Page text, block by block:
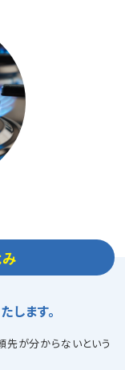
します。
先が分からないという